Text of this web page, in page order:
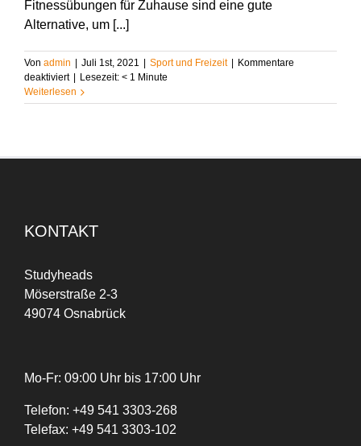
Fitnessübungen für Zuhause sind eine gute
Alternative, um [...]
Von admin Juli 1st, 2021 Sport und Freizeit
Kommentare
deaktiviertfür
Fitnessübungen
für
kostengünstig
Lesezeit: < 1 Minute
Weiterlesen
KONTAKT
Studyheads
Möserstraße 2-3
49074 Osnabrück
Mo-Fr: 09:00 Uhr bis 17:00 Uhr
Telefon: +49 541 3303-268
Telefax: +49 541 3303-102